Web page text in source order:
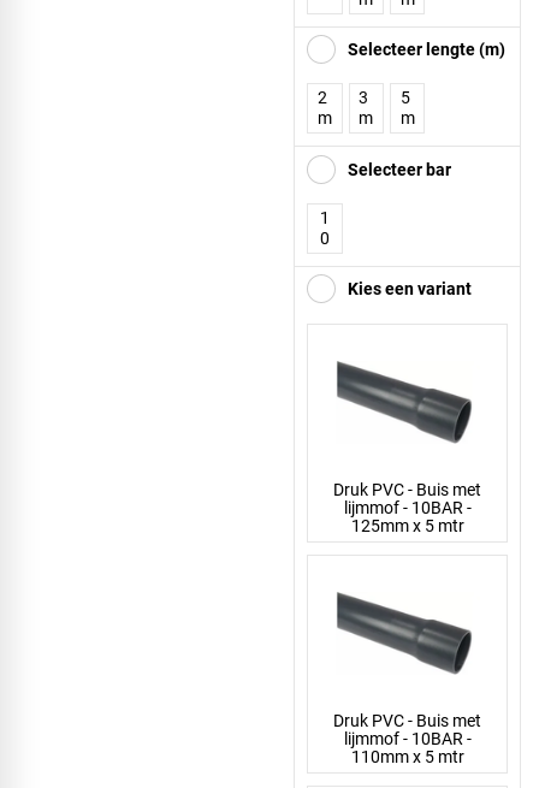
Selecteer lengte (m)
2
m
3
m
5
m
Selecteer bar
1
0
Kies een variant
Druk PVC - Buis met
lijmmof - 10BAR -
125mm x 5 mtr
Druk PVC - Buis met
lijmmof - 10BAR -
110mm x 5 mtr